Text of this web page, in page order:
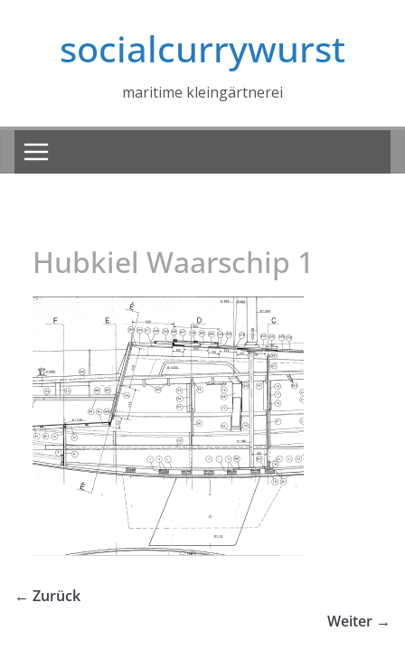
socialcurrywurst
maritime kleingärtnerei
Hubkiel Waarschip 1
← Zurück
Weiter →